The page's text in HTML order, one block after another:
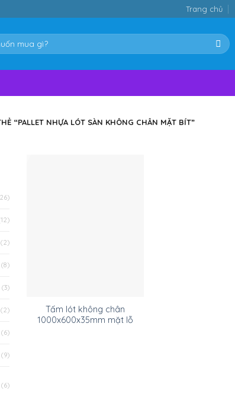
Trang chủ
“PALLET NHỰA LÓT SÀN KHÔNG CHÂN MẶT BÍT”
(2)
(8)
(3)
(2)
(6)
(9)
(6)
Tấm lót không chân
1000x600x35mm mặt lỗ